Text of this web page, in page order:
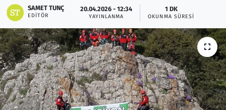
SAMET TUNÇ
EDITÖR
20.04.2026 - 12:34
YAYINLANMA
1 DK
OKUNMA SÜRESI
Ramazan
Resmi İlanlar
Rüya Tabirleri
Sağlık